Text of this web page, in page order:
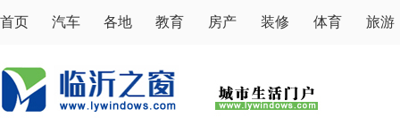
首页 汽车 各地 教育 房产 装修 体育 旅游